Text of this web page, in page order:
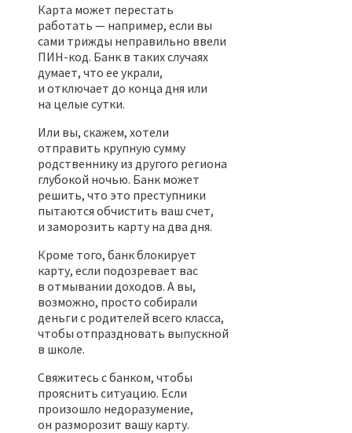
Карта может перестать
работать — например, если вы
сами трижды неправильно ввели
ПИН-код. Банк в таких случаях
думает, что ее украли,
и отключает до конца дня или
на целые сутки.
Или вы, скажем, хотели
отправить крупную сумму
родственнику из другого региона
глубокой ночью. Банк может
решить, что это преступники
пытаются обчистить ваш счет,
и заморозить карту на два дня.
Кроме того, банк блокирует
карту, если подозревает вас
в отмывании доходов. А вы,
возможно, просто собирали
деньги с родителей всего класса,
чтобы отпраздновать выпускной
в школе.
Свяжитесь с банком, чтобы
прояснить ситуацию. Если
произошло недоразумение,
он разморозит вашу карту.